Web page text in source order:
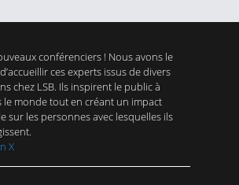
conférenciers ! Nous avons le
ces experts issus de divers
chez LSB. Ils inspirent le public à
le monde tout en créant un impact
sur les personnes avec lesquelles ils
X